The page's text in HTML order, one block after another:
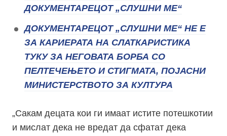
ДОКУМЕНТАРЕЦОТ „СЛУШНИ МЕ“
ДОКУМЕНТАРЕЦОТ „СЛУШНИ МЕ“ НЕ Е
ЗА КАРИЕРАТА НА СЛАТКАРИСТИКА
ТУКУ ЗА НЕГОВАТА БОРБА СО
ПЕЛТЕЧЕЊЕТО И СТИГМАТА, ПОЈАСНИ
МИНИСТЕРСТВОТО ЗА КУЛТУРА
„Сакам децата кои ги имаат истите потешкотии
и мислат дека не вредат да сфатат дека